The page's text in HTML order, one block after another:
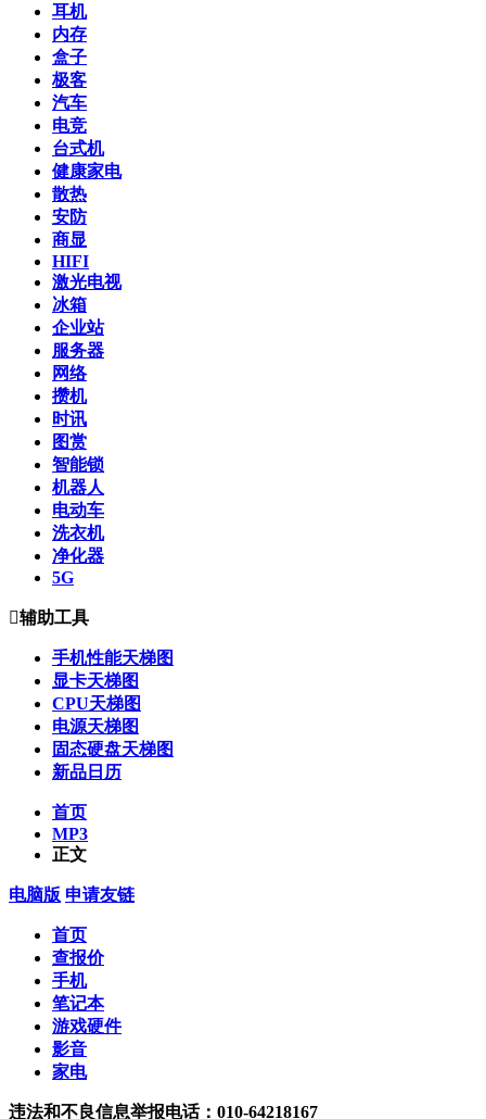
耳机
内存
盒子
极客
汽车
电竞
台式机
健康家电
散热
安防
商显
HIFI
激光电视
冰箱
企业站
服务器
网络
攒机
时讯
图赏
智能锁
机器人
电动车
洗衣机
净化器
5G
辅助工具
手机性能天梯图
显卡天梯图
CPU天梯图
电源天梯图
固态硬盘天梯图
新品日历
首页
MP3
正文
电脑版 申请友链
首页
查报价
手机
笔记本
游戏硬件
影音
家电
违法和不良信息举报电话：010-64218167